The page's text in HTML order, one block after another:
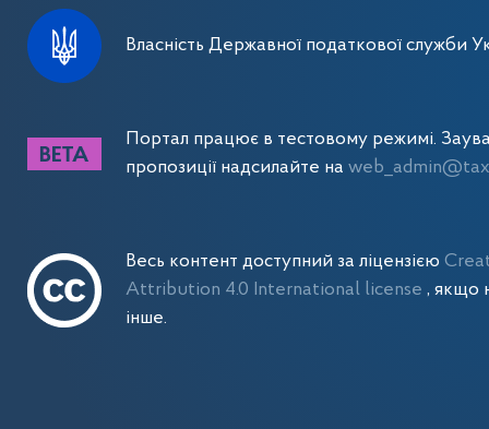
Власність Державної податкової служби
Портал працює в тестовому режимі.
пропозиції надсилайте на
Весь контент доступний за ліцензією
Attribution 4.0 International license , якщо
інше.